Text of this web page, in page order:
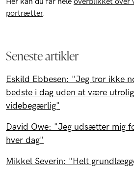
Her kan du får hele overblikket over
portrætter.
Seneste artikler
Eskild Ebbesen: "Jeg tror ikke
bedste i dag uden at være
videbegærlig"
David Owe: "Jeg udsætter mig
hver dag"
Mikkel Severin: "Helt